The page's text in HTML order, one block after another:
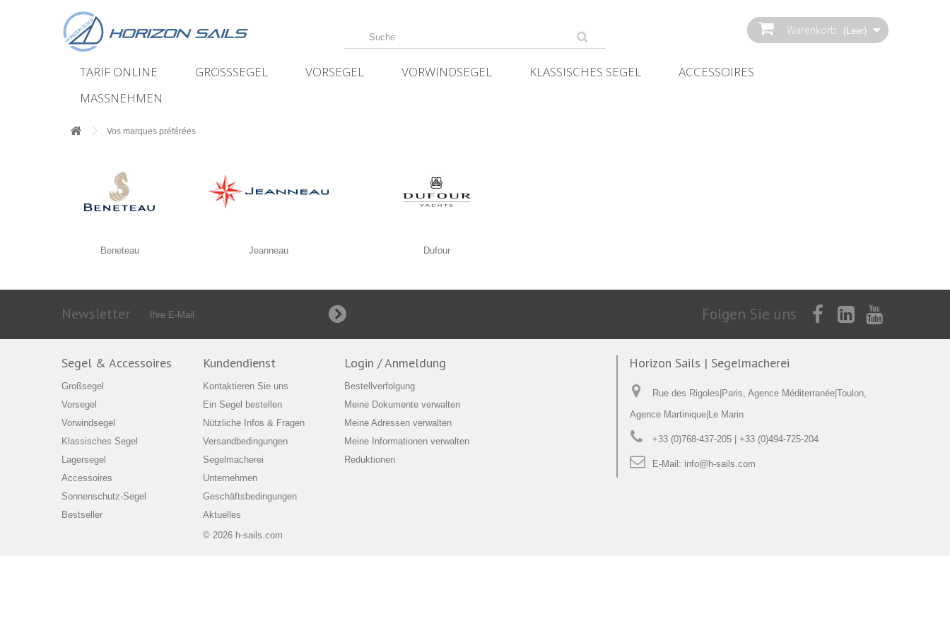
Warenkorb (Leer)
TARIF ONLINE GROSSSEGEL VORSEGEL VORWINDSEGEL KLASSISCHES SEGEL
ACCESSOIRES
MASSNEHMEN
Vos marques préférées
Beneteau Jeanneau Dufour
Newsletter Folgen Sie uns
Segel & Accessoires
Großsegel
Vorsegel
Vorwindsegel
Klassisches Segel
Lagersegel
Accessoires
Sonnenschutz-Segel
Bestseller
Kundendienst
Kontaktieren Sie uns
Ein Segel bestellen
Nützliche Infos & Fragen
Versandbedingungen
Segelmacherei
Unternehmen
Geschäftsbedingungen
Aktuelles
© 2026 h-sails.com
Login / Anmeldung
Bestellverfolgung
Meine Dokumente verwalten
Meine Adressen verwalten
Meine Informationen verwalten
Reduktionen
Horizon Sails | Segelmacherei
Rue des Rigoles|Paris, Agence Méditerranée|Toulon,
Agence Martinique|Le Marin
+33 (0)768-437-205 | +33 (0)494-725-204
E-Mail: info@h-sails.com